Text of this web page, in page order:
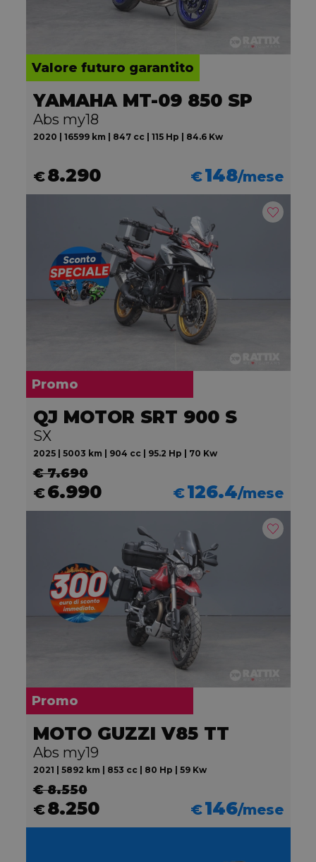
Valore futuro garantito
YAMAHA MT-09 850 SP
Abs my18
2020 | 16599 km | 847 cc | 115 Hp | 84.6 Kw
€8.290 €148/mese
Promo
QJ MOTOR SRT 900 S
SX
2025 | 5003 km | 904 cc | 95.2 Hp | 70 Kw
€ 7.690
€6.990 €126.4/mese
Promo
MOTO GUZZI V85 TT
Abs my19
2021 | 5892 km | 853 cc | 80 Hp | 59 Kw
€ 8.550
€8.250 €146/mese